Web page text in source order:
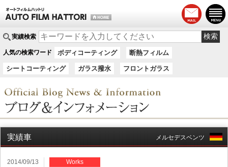
実績検索
人気の検索ワード ボディコーティング 断熱フィルム
シートコーティング ガラス撥水 フロントガラス
実績車 メルセデスベンツ
2014/09/13 Works